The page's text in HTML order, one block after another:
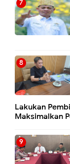
Lakukan
Maksimalkan